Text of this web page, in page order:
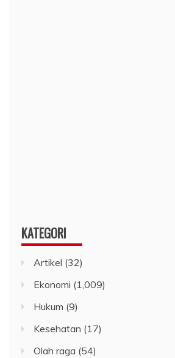
KATEGORI
Artikel (32)
Ekonomi (1,009)
Hukum (9)
Kesehatan (17)
Olah raga (54)